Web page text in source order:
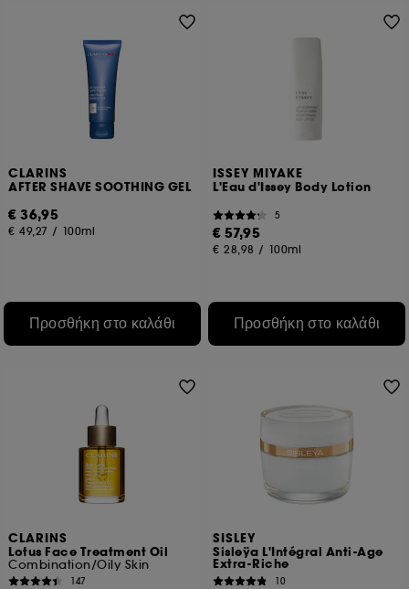
CLARINS
AFTER SHAVE SOOTHING GEL
€ 36,95
€ 49,27 / 100ml
Προσθήκη στο καλάθι
ISSEY MIYAKE
L'Eau d'Issey Body Lotion
5
€ 57,95
€ 28,98 / 100ml
Προσθήκη στο καλάθι
CLARINS
Lotus Face Treatment Oil
Combination/Oily Skin
147
SISLEY
Sisleÿa L'Intégral Anti-Age
Extra-Riche
10